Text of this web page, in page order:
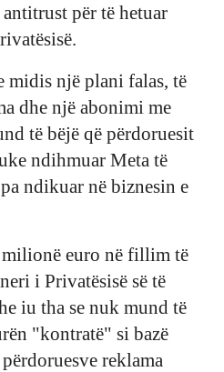
për të hetuar
një plani falas, të
dhe një abonimi me
të bëjë që përdoruesit
ndihmuar Meta të
ndikuar në biznesin e
euro në fillim të
i Privatësisë së të
iu tha se nuk mund të
"kontratë" si bazë
reklama